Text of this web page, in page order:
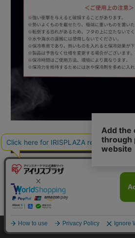
こちらもおすすめ ポー
バッテリーステーション
IBT-A60100-W
HOME 探す ログイン